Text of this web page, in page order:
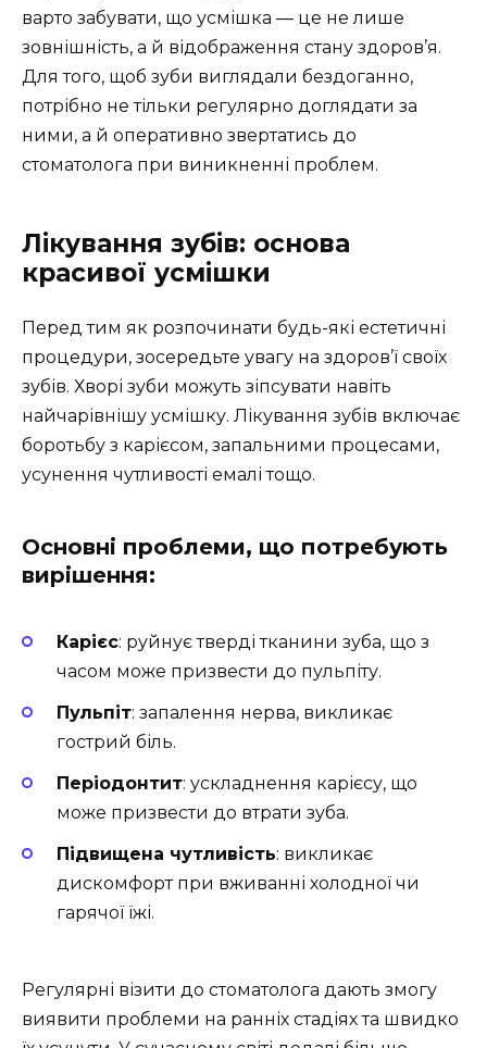
варто забувати, що усмішка ― це не лише
зовнішність, а й відображення стану здоров’я.
Для того, щоб зуби виглядали бездоганно,
потрібно не тільки регулярно доглядати за
ними, а й оперативно звертатись до
стоматолога при виникненні проблем.
Лікування зубів: основа
красивої усмішки
Перед тим як розпочинати будь-які естетичні
процедури, зосередьте увагу на здоров’ї своїх
зубів. Хворі зуби можуть зіпсувати навіть
найчарівнішу усмішку. Лікування зубів включає
боротьбу з карієсом, запальними процесами,
усунення чутливості емалі тощо.
Основні проблеми, що потребують
вирішення:
Карієс: руйнує тверді тканини зуба, що з
часом може призвести до пульпіту.
Пульпіт: запалення нерва, викликає
гострий біль.
Періодонтит: ускладнення карієсу, що
може призвести до втрати зуба.
Підвищена чутливість: викликає
дискомфорт при вживанні холодної чи
гарячої їжі.
Регулярні візити до стоматолога дають змогу
виявити проблеми на ранніх стадіях та швидко